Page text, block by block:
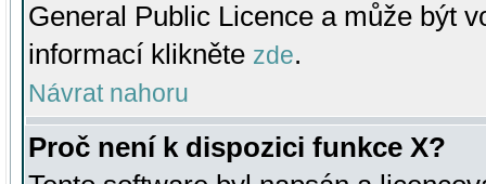
General Public Licence a může být
informací klikněte zde.
Návrat nahoru
Proč není k dispozici funkce X?